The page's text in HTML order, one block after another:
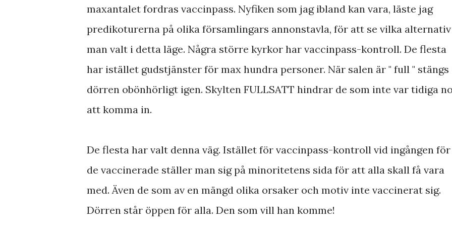
maxantalet fordras vaccinpass. Nyfiken som jag ibland kan vara, läste jag
predikoturerna på olika församlingars annonstavla, för att se vilka alternativ
man valt i detta läge. Några större kyrkor har vaccinpass-kontroll. De flesta
har istället gudstjänster för max hundra personer. När salen är " full " stängs
dörren obönhörligt igen. Skylten FULLSATT hindrar de som inte var tidiga
att komma in.
De flesta har valt denna väg. Istället för vaccinpass-kontroll vid ingången för
de vaccinerade ställer man sig på minoritetens sida för att alla skall få vara
med. Även de som av en mängd olika orsaker och motiv inte vaccinerat sig.
Dörren står öppen för alla. Den som vill han komme!